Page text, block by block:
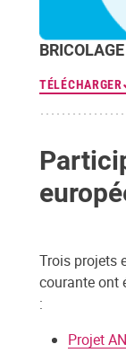
TÉLÉCHARGER
Trois projets
courante ont
:
Projet